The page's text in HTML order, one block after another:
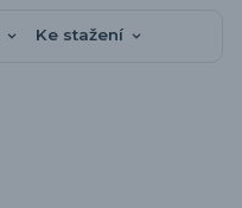
Ke stažení